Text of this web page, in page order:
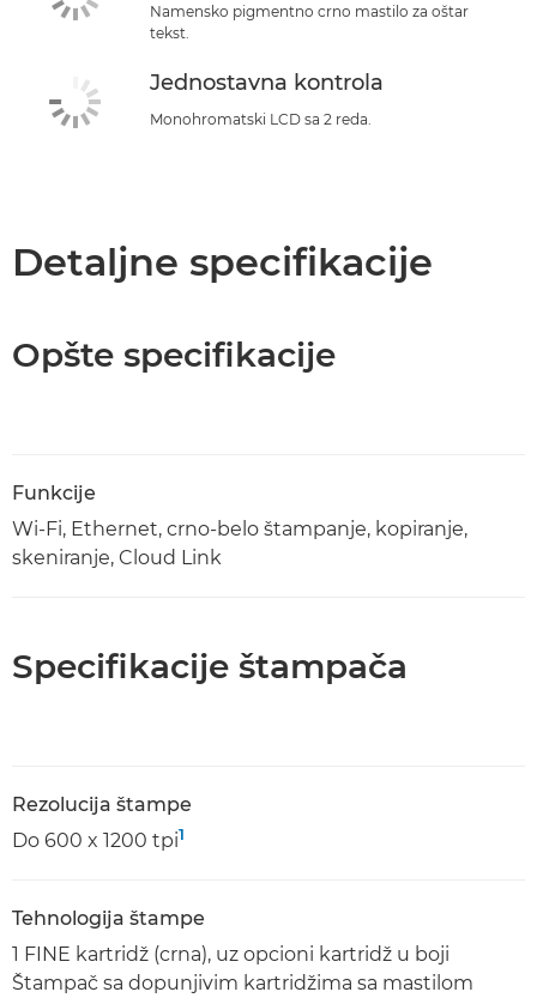
Namensko pigmentno crno mastilo za oštar
tekst.
Jednostavna kontrola
Monohromatski LCD sa 2 reda.
Detaljne specifikacije
Opšte specifikacije
Funkcije
Wi-Fi, Ethernet, crno-belo štampanje, kopiranje,
skeniranje, Cloud Link
Specifikacije štampača
Rezolucija štampe
Do 600 x 1200 tpi1
Tehnologija štampe
1 FINE kartridž (crna), uz opcioni kartridž u boji
Štampač sa dopunjivim kartridžima sa mastilom